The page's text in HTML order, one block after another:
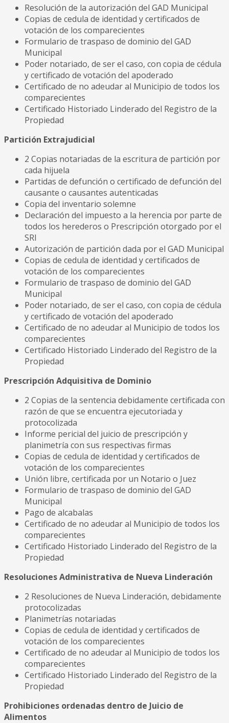
Resolución de la autorización del GAD Municipal
Copias de cedula de identidad y certificados de
votación de los comparecientes
Formulario de traspaso de dominio del GAD
Municipal
Poder notariado, de ser el caso, con copia de cédula
y certificado de votación del apoderado
Certificado de no adeudar al Municipio de todos los
comparecientes
Certificado Historiado Linderado del Registro de la
Propiedad
Partición Extrajudicial
2 Copias notariadas de la escritura de partición por
cada hijuela
Partidas de defunción o certificado de defunción del
causante o causantes autenticadas
Copia del inventario solemne
Declaración del impuesto a la herencia por parte de
todos los herederos o Prescripción otorgado por el
SRI
Autorización de partición dada por el GAD Municipal
Copias de cedula de identidad y certificados de
votación de los comparecientes
Formulario de traspaso de dominio del GAD
Municipal
Poder notariado, de ser el caso, con copia de cédula
y certificado de votación del apoderado
Certificado de no adeudar al Municipio de todos los
comparecientes
Certificado Historiado Linderado del Registro de la
Propiedad
Prescripción Adquisitiva de Dominio
2 Copias de la sentencia debidamente certificada con
razón de que se encuentra ejecutoriada y
protocolizada
Informe pericial del juicio de prescripción y
planimetría con sus respectivas firmas
Copias de cedula de identidad y certificados de
votación de los comparecientes
Unión libre, certificada por un Notario o Juez
Formulario de traspaso de dominio del GAD
Municipal
Pago de alcabalas
Certificado de no adeudar al Municipio de todos los
comparecientes
Certificado Historiado Linderado del Registro de la
Propiedad
Resoluciones Administrativa de Nueva Linderación
2 Resoluciones de Nueva Linderación, debidamente
protocolizadas
Planimetrías notariadas
Copias de cedula de identidad y certificados de
votación de los comparecientes
Certificado de no adeudar al Municipio de todos los
comparecientes
Certificado Historiado Linderado del Registro de la
Propiedad
Prohibiciones ordenadas dentro de Juicio de
Alimentos